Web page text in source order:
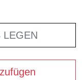
LEGEN